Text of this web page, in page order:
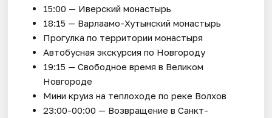
15:00 — Иверский монастырь
18:15 — Варлаамо-Хутынский монастырь
Прогулка по территории монастыря
Автобусная экскурсия по Новгороду
19:15 — Свободное время в Великом
Новгороде
Мини круиз на теплоходе по реке Волхов
23:00-00:00 — Возвращение в Санкт-